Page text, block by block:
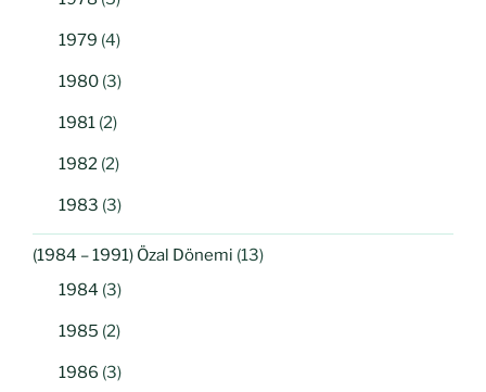
1979 (4)
1980 (3)
1981 (2)
1982 (2)
1983 (3)
(1984 – 1991) Özal Dönemi (13)
1984 (3)
1985 (2)
1986 (3)